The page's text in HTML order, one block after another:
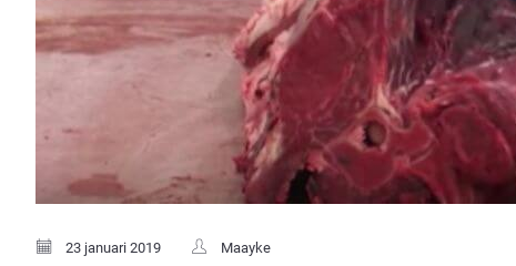
23 januari 2019 Maayke